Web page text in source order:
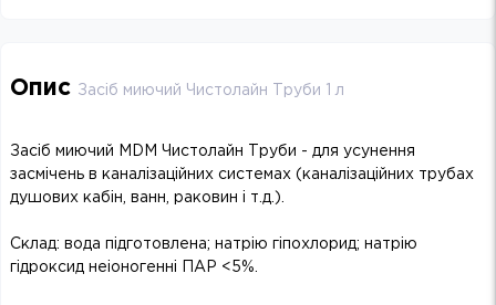
Опис Засіб миючий Чистолайн Труби 1 л
Засіб миючий MDM Чистолайн Труби - для усунення
засмічень в каналізаційних системах (каналізаційних трубах
душових кабін, ванн, раковин і т.д.).
Склад: вода підготовлена; натрію гіпохлорид; натрію
гідроксид неіоногенні ПАР <5%.